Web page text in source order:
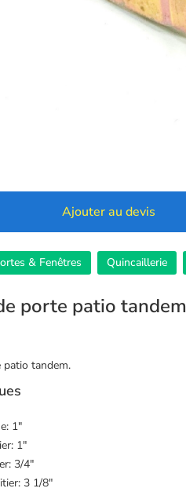
Ajouter au devis
& Fenêtres Quincaillerie
porte patio tandem
tandem.
1″
1″
3/4″
3 1/8″